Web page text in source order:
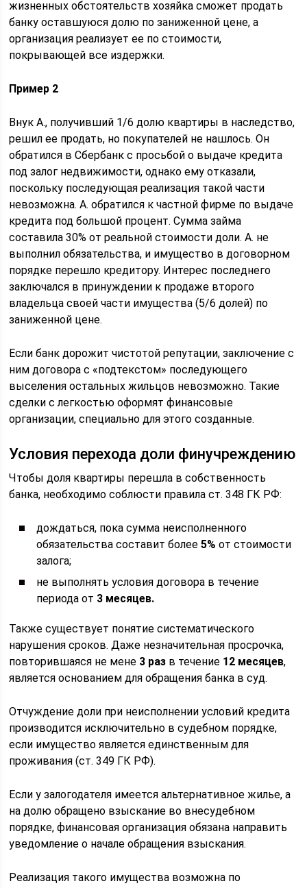
жизненных обстоятельств хозяйка сможет продать
банку оставшуюся долю по заниженной цене, а
организация реализует ее по стоимости,
покрывающей все издержки.
Пример 2
Внук А., получивший 1/6 долю квартиры в наследство,
решил ее продать, но покупателей не нашлось. Он
обратился в Сбербанк с просьбой о выдаче кредита
под залог недвижимости, однако ему отказали,
поскольку последующая реализация такой части
невозможна. А. обратился к частной фирме по выдаче
кредита под большой процент. Сумма займа
составила 30% от реальной стоимости доли. А. не
выполнил обязательства, и имущество в договорном
порядке перешло кредитору. Интерес последнего
заключался в принуждении к продаже второго
владельца своей части имущества (5/6 долей) по
заниженной цене.
Если банк дорожит чистотой репутации, заключение с
ним договора с «подтекстом» последующего
выселения остальных жильцов невозможно. Такие
сделки с легкостью оформят финансовые
организации, специально для этого созданные.
Условия перехода доли финучреждению
Чтобы доля квартиры перешла в собственность
банка, необходимо соблюсти правила ст. 348 ГК РФ:
дождаться, пока сумма неисполненного
обязательства составит более5% от стоимости
залога;
не выполнять условия договора в течение
периода от 3 месяцев.
Также существует понятие систематического
нарушения сроков. Даже незначительная просрочка,
повторившаяся не мене 3 раз в течение 12 месяцев,
является основанием для обращения банка в суд.
Отчуждение доли при неисполнении условий кредита
производится исключительно в судебном порядке,
если имущество является единственным для
проживания (ст. 349 ГК РФ).
Если у залогодателя имеется альтернативное жилье, а
на долю обращено взыскание во внесудебном
порядке, финансовая организация обязана направить
уведомление о начале обращения взыскания.
Реализация такого имущества возможна по